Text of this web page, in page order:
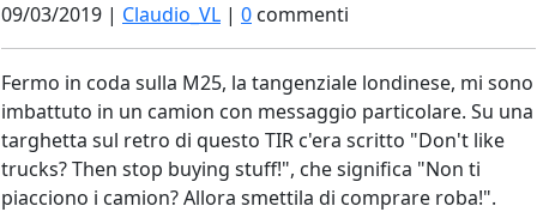
09/03/2019 | Claudio_VL | 0 commenti
Fermo in coda sulla M25, la tangenziale londinese, mi sono
imbattuto in un camion con messaggio particolare. Su una
targhetta sul retro di questo TIR c'era scritto "Don't like
trucks? Then stop buying stuff!", che significa "Non ti
piacciono i camion? Allora smettila di comprare roba!".